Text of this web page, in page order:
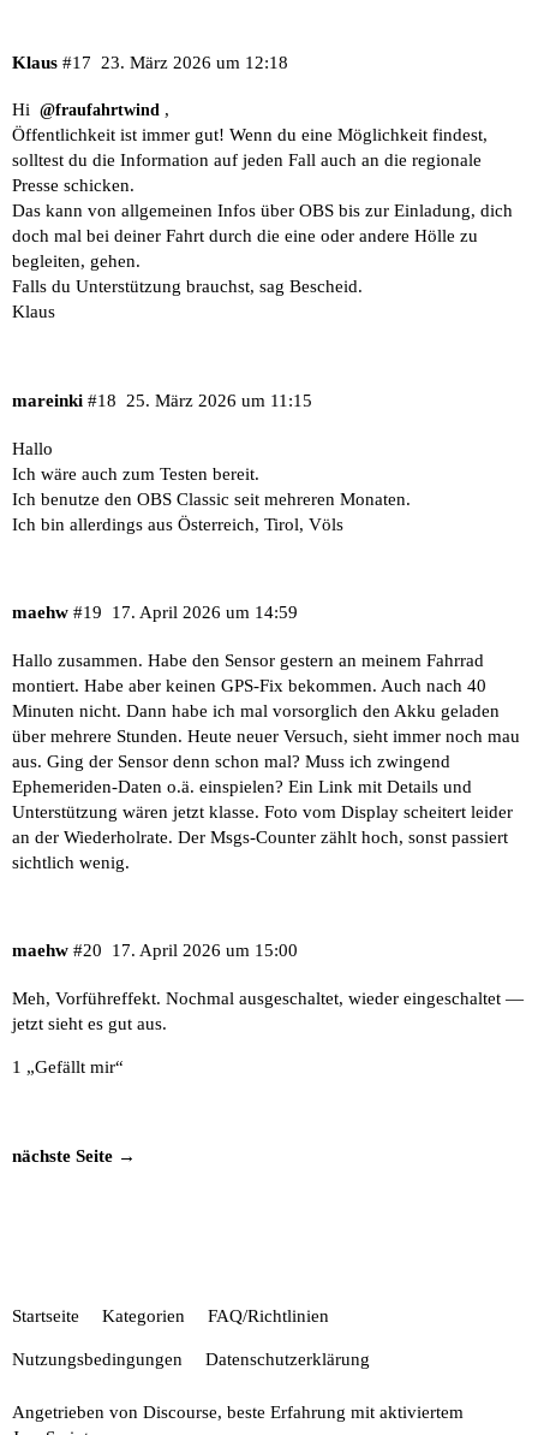
Klaus 23. März 2026 um 12:18
#17
Hi @fraufahrtwind ,
Öffentlichkeit ist immer gut! Wenn du eine Möglichkeit findest,
solltest du die Information auf jeden Fall auch an die regionale
Presse schicken.
Das kann von allgemeinen Infos über OBS bis zur Einladung, dich
doch mal bei deiner Fahrt durch die eine oder andere Hölle zu
begleiten, gehen.
Falls du Unterstützung brauchst, sag Bescheid.
Klaus
mareinki 25. März 2026 um 11:15
#18
Hallo
Ich wäre auch zum Testen bereit.
Ich benutze den OBS Classic seit mehreren Monaten.
Ich bin allerdings aus Österreich, Tirol, Völs
maehw 17. April 2026 um 14:59
#19
Hallo zusammen. Habe den Sensor gestern an meinem Fahrrad
montiert. Habe aber keinen GPS-Fix bekommen. Auch nach 40
Minuten nicht. Dann habe ich mal vorsorglich den Akku geladen
über mehrere Stunden. Heute neuer Versuch, sieht immer noch mau
aus. Ging der Sensor denn schon mal? Muss ich zwingend
Ephemeriden-Daten o.ä. einspielen? Ein Link mit Details und
Unterstützung wären jetzt klasse. Foto vom Display scheitert leider
an der Wiederholrate. Der Msgs-Counter zählt hoch, sonst passiert
sichtlich wenig.
maehw 17. April 2026 um 15:00
#20
Meh, Vorführeffekt. Nochmal ausgeschaltet, wieder eingeschaltet —
jetzt sieht es gut aus.
1 „Gefällt mir“
nächste Seite →
Startseite Kategorien FAQ/Richtlinien
Nutzungsbedingungen Datenschutzerklärung
Angetrieben von Discourse, beste Erfahrung mit aktiviertem